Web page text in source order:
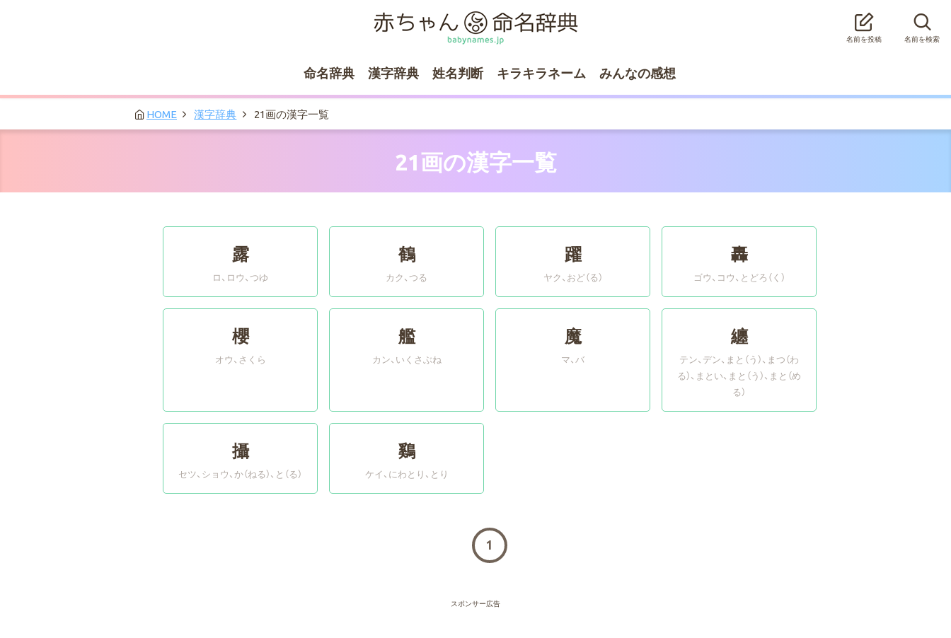
名前を投稿 名前を検索
命名辞典 漢字辞典 姓名判断 キラキラネーム みんなの感想
HOME 漢字辞典 21画の漢字一覧
21画の漢字一覧
露
ロ、ロウ つゆ
鶴
カク つる
躍
ヤク おど（る）
轟
ゴウ、コウ とどろ（く）
櫻
オウ さくら
艦
カン いくさぶね
魔
マ、バ
纏
テン、デン まと（う）、まつ（わ
る）、まとい、まと（う）、まと（め
る）
攝
セツ、ショウ か（ねる）、と（る）
鷄
ケイ にわとり、とり
1
スポンサー広告